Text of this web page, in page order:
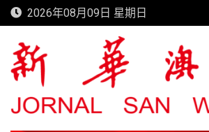
Skip
to
content
2026年08月09日 星期日